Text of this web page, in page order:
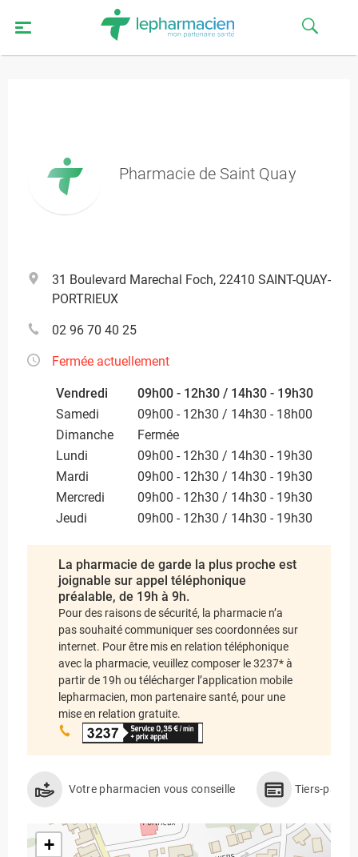
Pharmacie de Saint Quay
31 Boulevard Marechal Foch, 22410 SAINT-QUAY-
PORTRIEUX
02 96 70 40 25
Fermée actuellement
Vendredi
09h00 - 12h30 / 14h30 - 19h30
Samedi
09h00 - 12h30 / 14h30 - 18h00
Dimanche
Fermée
Lundi
09h00 - 12h30 / 14h30 - 19h30
Mardi
09h00 - 12h30 / 14h30 - 19h30
Mercredi
09h00 - 12h30 / 14h30 - 19h30
Jeudi
09h00 - 12h30 / 14h30 - 19h30
La pharmacie de garde la plus proche est
joignable sur appel téléphonique
préalable, de 19h à 9h.
Pour des raisons de sécurité, la pharmacie n’a
pas souhaité communiquer ses coordonnées sur
internet. Pour être mis en relation téléphonique
avec la pharmacie, veuillez composer le 3237* à
partir de 19h ou télécharger l’application mobile
lepharmacien, mon partenaire santé, pour une
mise en relation gratuite.
Votre pharmacien vous conseille Tiers-
+